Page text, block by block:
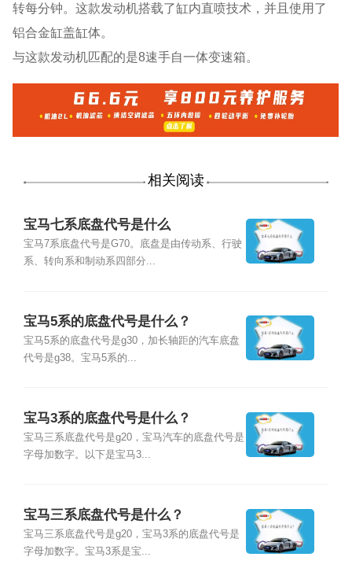
转每分钟。这款发动机搭载了缸内直喷技术，并且使用了
铝合金缸盖缸体。
与这款发动机匹配的是8速手自一体变速箱。
相关阅读
宝马七系底盘代号是什么
宝马7系底盘代号是G70。底盘是由传动系、行驶
系、转向系和制动系四部分...
宝马5系的底盘代号是什么？
宝马5系的底盘代号是g30，加长轴距的汽车底盘
代号是g38。宝马5系的...
宝马3系的底盘代号是什么？
宝马三系底盘代号是g20，宝马汽车的底盘代号是
字母加数字。以下是宝马3...
宝马三系底盘代号是什么？
宝马三系底盘代号是g20，宝马3系的底盘代号是
字母加数字。宝马3系是宝...